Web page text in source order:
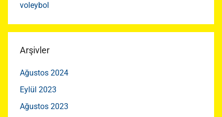
voleybol
Arşivler
Ağustos 2024
Eylül 2023
Ağustos 2023